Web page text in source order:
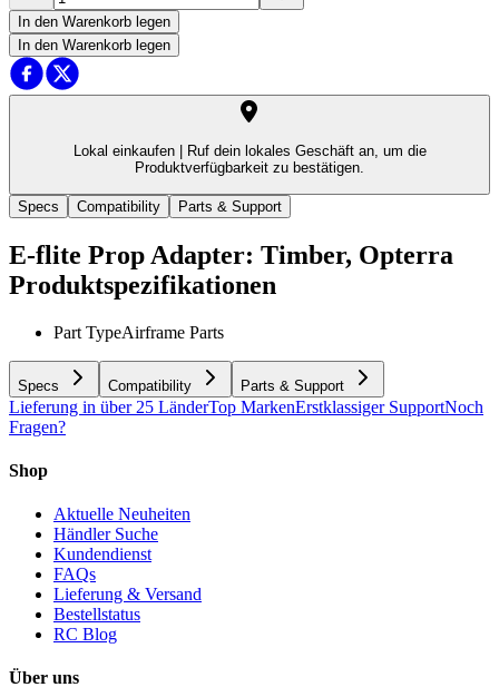
In den Warenkorb legen
In den Warenkorb legen
Lokal einkaufen |
Ruf dein lokales Geschäft an, um die
Produktverfügbarkeit zu bestätigen.
Specs Compatibility Parts & Support
E-flite Prop Adapter: Timber, Opterra
Produktspezifikationen
Part TypeAirframe Parts
Specs Compatibility Parts & Support
Lieferung in über 25 LänderTop MarkenErstklassiger SupportNoch
Fragen?
Shop
Aktuelle Neuheiten
Händler Suche
Kundendienst
FAQs
Lieferung & Versand
Bestellstatus
RC Blog
Über uns